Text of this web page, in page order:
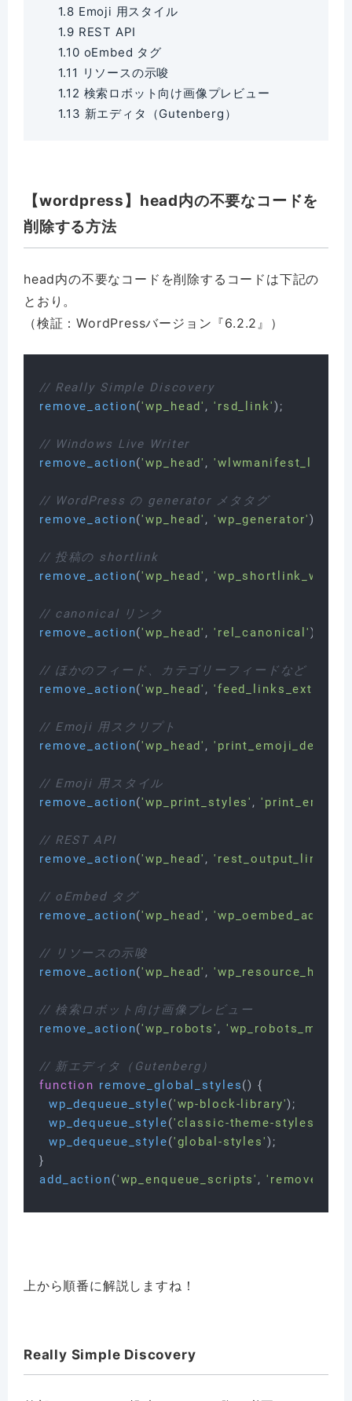
1.8 Emoji 用スタイル
1.9 REST API
1.10 oEmbed タグ
1.11 リソースの示唆
1.12 検索ロボット向け画像プレビュー
1.13 新エディタ（Gutenberg）
【wordpress】head内の不要なコードを
削除する方法
head内の不要なコードを削除するコードは下記の
とおり。
（検証：WordPressバージョン『6.2.2』）
// Really Simple Discovery
remove_action('wp_head' , 'rsd_link');
// Windows Live Writer
remove_action('wp_head' , 'wlwmanifest_link'
// WordPress の generator メタタグ
remove_action('wp_head' , 'wp_generator');
// 投稿の shortlink
remove_action('wp_head' ,
// canonical リンク
remove_action('wp_head' , 'rel_canonical');
// ほかのフィード、カテゴリーフィードなど
remove_action('wp_head' , 'feed_links_extra'
// Emoji 用スクリプト
remove_action('wp_head' ,
// Emoji 用スタイル
remove_action('wp_print_styles' ,
// REST API
remove_action('wp_head' ,
// oEmbed タグ
remove_action('wp_head' ,
// リソースの示唆
remove_action('wp_head' , 'wp_resource_hints'
// 検索ロボット向け画像プレビュー
remove_action('wp_robots' ,
// 新エディタ（Gutenberg）
function remove_global_styles() {
wp_dequeue_style('wp-block-library');
wp_dequeue_style('classic-theme-styles'
wp_dequeue_style('global-styles');
add_action('wp_enqueue_scripts' ,
上から順番に解説しますね！
Really Simple Discovery